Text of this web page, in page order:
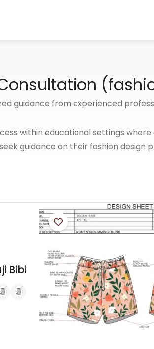
guidance from experienced
within educational settings where
seek guidance on their fashion design
Bibi